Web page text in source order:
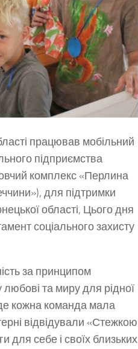
працював мобільний
підприємства
комплекс «Перлина
для підтримки
області, Цього дня
соціального захисту
за принципом
та миру для рідної
де кожна команда мала
відвідували «Стежкою
для себе і своїх близьких